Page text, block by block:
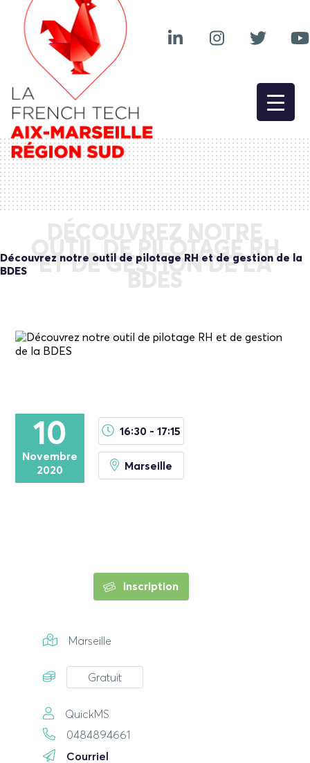
DÉCOUVREZ NOTRE
OUTIL DE PILOTAGE RH
ET DE GESTION DE LA
BDES
Découvrez notre outil de pilotage RH et de gestion de la
BDES
10
Novembre
2020
16:30 - 17:15
Marseille
Inscription
Marseille
Gratuit
QuickMS
0484894661
Courriel